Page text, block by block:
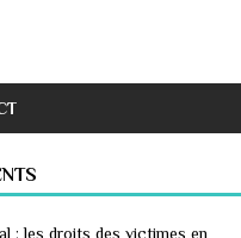
: les droits des victimes en